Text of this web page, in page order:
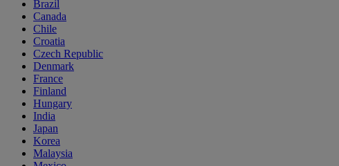
Brazil
Canada
Chile
Croatia
Czech Republic
Denmark
France
Finland
Hungary
India
Japan
Korea
Malaysia